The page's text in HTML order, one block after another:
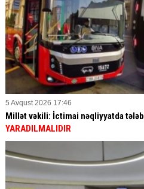
5 Avqust 2026 17:46
Millət vəkili: İctimai nəqliyyatda
YARADILMALIDIR